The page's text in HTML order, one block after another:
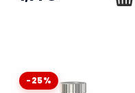
-25%